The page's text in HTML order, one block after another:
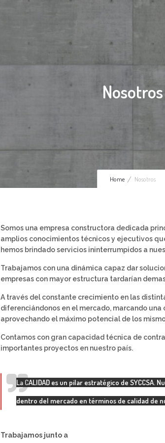
Nosotros
Home Nosotros
Somos una empresa constructora dedicada
amplios conocimientos técnicos y ejecutivos
hemos brindado servicios ininterrumpidos a
Trabajamos con una dinámica capaz dar
empresas con mayor estructura tardarían
A través del constante crecimiento en las
diferenciándonos en el mercado, marcando
aprovechando el máximo potencial de los
Contamos con gran capacidad técnica de
importantes proyectos en nuestro país.
La CALIDAD es un pilar estratégico de
dentro del mercado en términos de calidad de
Trabajamos junto a